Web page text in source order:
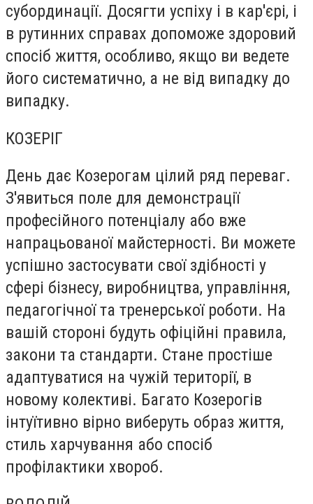
субординації. Досягти успіху і в кар'єрі, і
в рутинних справах допоможе здоровий
спосіб життя, особливо, якщо ви ведете
його систематично, а не від випадку до
випадку.
КОЗЕРІГ
День дає Козерогам цілий ряд переваг.
З'явиться поле для демонстрації
професійного потенціалу або вже
напрацьованої майстерності. Ви можете
успішно застосувати свої здібності у
сфері бізнесу, виробництва, управління,
педагогічної та тренерської роботи. На
вашій стороні будуть офіційні правила,
закони та стандарти. Стане простіше
адаптуватися на чужій території, в
новому колективі. Багато Козерогів
інтуїтивно вірно виберуть образ життя,
стиль харчування або спосіб
профілактики хвороб.